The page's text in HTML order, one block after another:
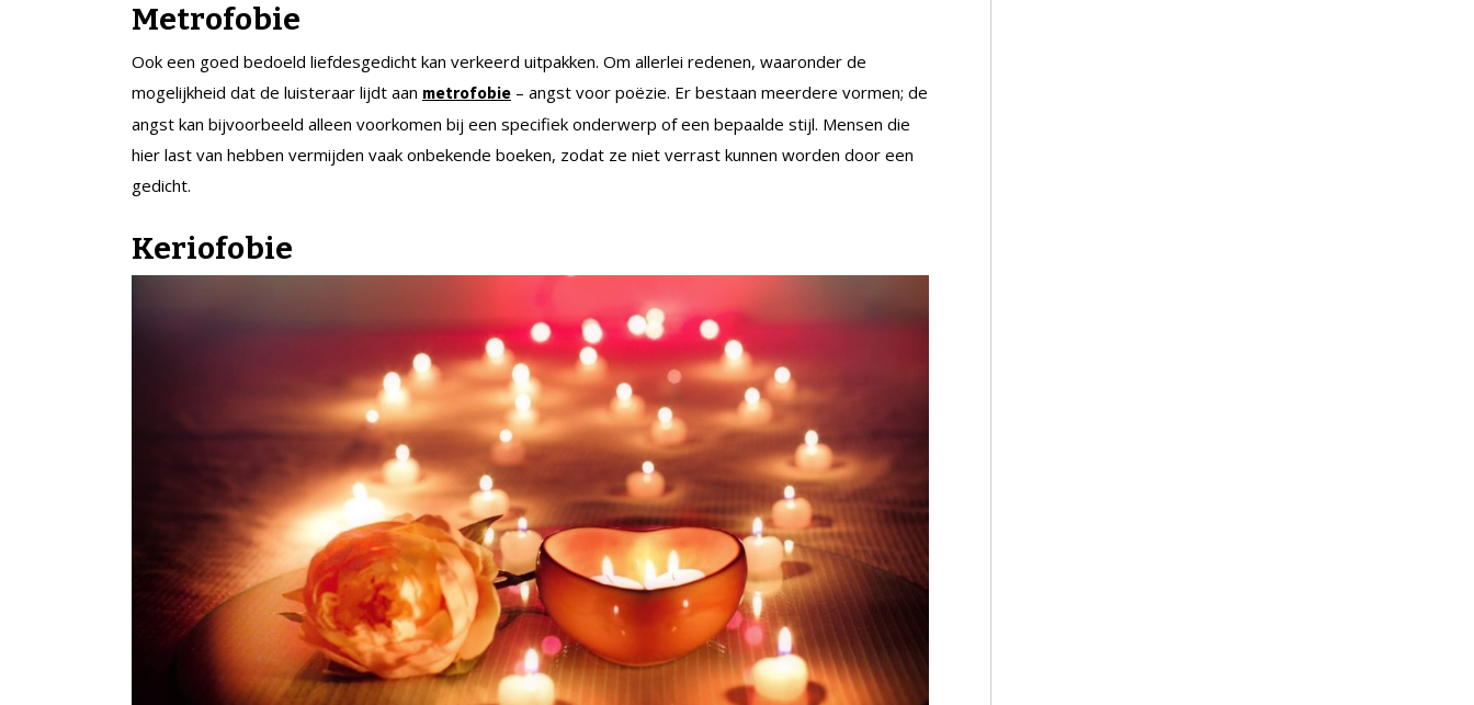
Metrofobie
Ook een goed bedoeld liefdesgedicht kan verkeerd uitpakken. Om allerlei redenen, waaronder de
mogelijkheid dat de luisteraar lijdt aan metrofobie – angst voor poëzie. Er bestaan meerdere vormen; de
angst kan bijvoorbeeld alleen voorkomen bij een specifiek onderwerp of een bepaalde stijl. Mensen die
hier last van hebben vermijden vaak onbekende boeken, zodat ze niet verrast kunnen worden door een
gedicht.
Keriofobie